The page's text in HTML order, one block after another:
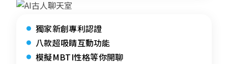
獨家新創專利認證
八款超吸睛互動功能
模擬MBTI性格等你開聊